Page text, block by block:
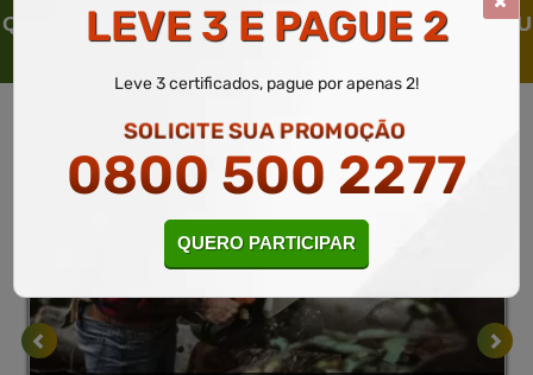
QUEM SOLICITOU ESTE CURSO LIVRE, SOLICITOU
TAMBÉM
LEVE 3 E PAGUE 2
Leve 3 certificados, pague por apenas 2!
SOLICITE SUA PROMOÇÃO
0800 500 2277
QUERO PARTICIPAR